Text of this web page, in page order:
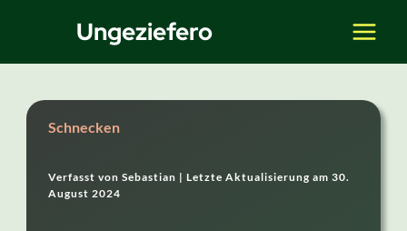
Ungeziefero
Schnecken
Verfasst von Sebastian | Letzte Aktualisierung am 30.
August 2024